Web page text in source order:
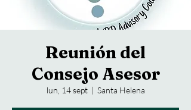
Reunión del
Consejo Asesor
lun, 14 sept
  |
Santa Helena